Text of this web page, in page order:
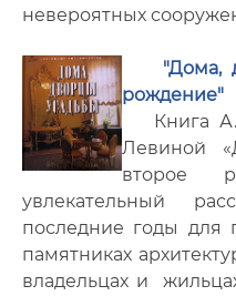
невероятных
"Дома,
рождение"
Книга
Левиной
второе
увлекательный
последние годы для
памятниках
владельцах и